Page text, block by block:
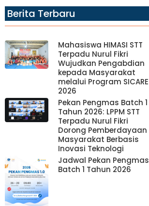
Berita Terbaru
Mahasiswa HIMASI STT
Terpadu Nurul Fikri
Wujudkan Pengabdian
kepada Masyarakat
melalui Program SICARE
2026
Pekan Pengmas Batch 1
Tahun 2026: LPPM STT
Terpadu Nurul Fikri
Dorong Pemberdayaan
Masyarakat Berbasis
Inovasi Teknologi
Jadwal Pekan Pengmas
Batch 1 Tahun 2026